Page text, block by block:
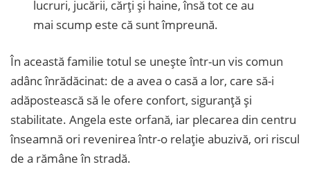
lucruri, jucării, cărți și haine, însă tot ce au
mai scump este că sunt împreună.
În această familie totul se unește într-un vis comun
adânc înrădăcinat: de a avea o casă a lor, care să-i
adăpostească să le ofere confort, siguranță și
stabilitate. Angela este orfană, iar plecarea din centru
înseamnă ori revenirea într-o relație abuzivă, ori riscul
de a rămâne în stradă.